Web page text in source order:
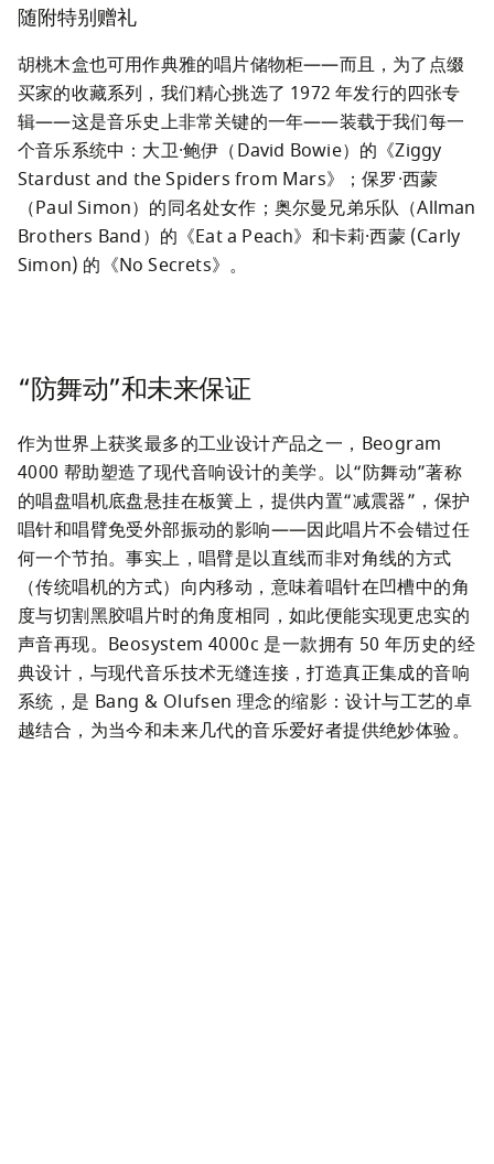
随附特别赠礼
胡桃木盒也可用作典雅的唱片储物柜——而且，为了点缀
买家的收藏系列，我们精心挑选了 1972 年发行的四张专
辑——这是音乐史上非常关键的一年——装载于我们每一
个音乐系统中：大卫·鲍伊（David Bowie）的《Ziggy
Stardust and the Spiders from Mars》；保罗·西蒙
（Paul Simon）的同名处女作；奥尔曼兄弟乐队（Allman
Brothers Band）的《Eat a Peach》和卡莉·西蒙 (Carly
Simon) 的《No Secrets》。
“防舞动”和未来保证
作为世界上获奖最多的工业设计产品之一，Beogram
4000 帮助塑造了现代音响设计的美学。以“防舞动”著称
的唱盘唱机底盘悬挂在板簧上，提供内置“减震器”，保护
唱针和唱臂免受外部振动的影响——因此唱片不会错过任
何一个节拍。事实上，唱臂是以直线而非对角线的方式
（传统唱机的方式）向内移动，意味着唱针在凹槽中的角
度与切割黑胶唱片时的角度相同，如此便能实现更忠实的
声音再现。Beosystem 4000c 是一款拥有 50 年历史的经
典设计，与现代音乐技术无缝连接，打造真正集成的音响
系统，是 Bang & Olufsen 理念的缩影：设计与工艺的卓
越结合，为当今和未来几代的音乐爱好者提供绝妙体验。